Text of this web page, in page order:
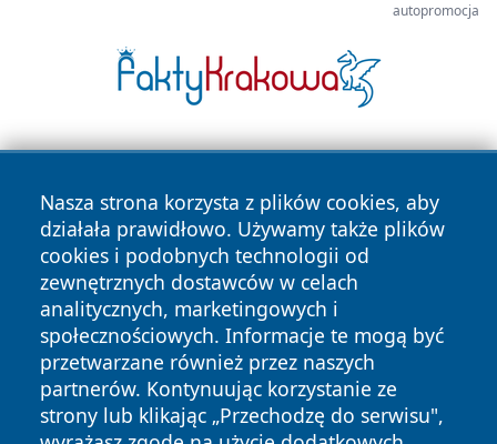
autopromocja
Nasza strona korzysta z plików cookies, aby
działała prawidłowo. Używamy także plików
cookies i podobnych technologii od
zewnętrznych dostawców w celach
analitycznych, marketingowych i
społecznościowych. Informacje te mogą być
przetwarzane również przez naszych
partnerów. Kontynuując korzystanie ze
strony lub klikając „Przechodzę do serwisu",
Copyright © 2026 belchatowski24.pl Wszystkie prawa
zastrzeżone.
News Autorzy
Polityka
Prywatności
Polityka
Cookies